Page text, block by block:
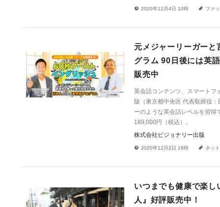
! 2020年12月4日 10時 a ファ
元メジャーリーガー
グラム 90日後には英
販売中
英会話コンテンツ、スマートフ
版（東京都中央区 代表取締役
ーのような英会話レベルを習得
189,000円（税込）。
株式会社ビジョナリー出版
! 2020年12月2日 16時 a ネッ
いつまでも健康で楽
人』好評販売中！